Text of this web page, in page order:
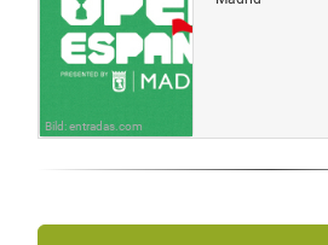
Bild: entradas.com